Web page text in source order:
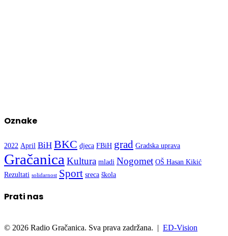
Oznake
2022 April BiH BKC djeca FBiH grad Gradska uprava
Gračanica Kultura mladi Nogomet OŠ Hasan Kikić
Rezultati solidarnost Sport sreca škola
Prati nas
© 2026 Radio Gračanica. Sva prava zadržana. | ED-Vision